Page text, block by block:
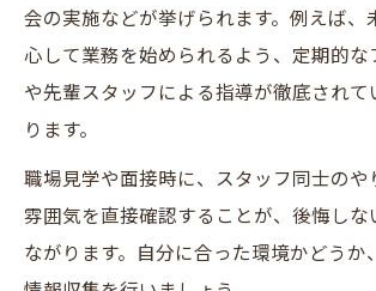
会の実施などが挙げられます。例えば、
心して業務を始められるよう、定期的な
や先輩スタッフによる指導が徹底されて
ります。
職場見学や面接時に、スタッフ同士のや
雰囲気を直接確認することが、後悔しな
ながります。自分に合った環境かどうか